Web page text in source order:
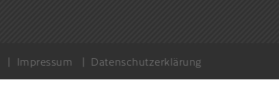
| Impressum | Datenschutzerklärung